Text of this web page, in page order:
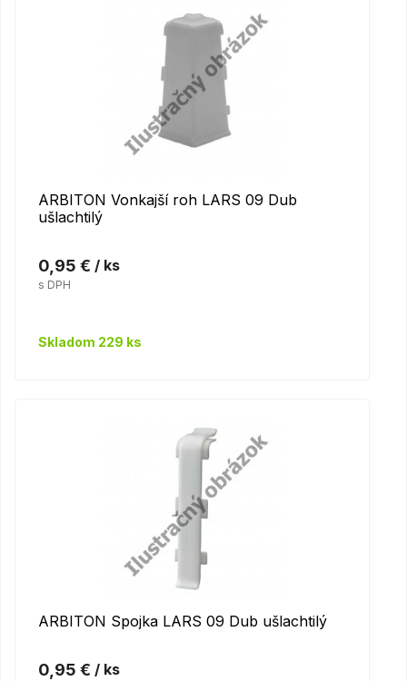
ARBITON Vonkajší roh LARS 09 Dub
ušlachtilý
0,95 € / ks
s DPH
Skladom 229 ks
ARBITON Spojka LARS 09 Dub ušlachtilý
0,95 € / ks